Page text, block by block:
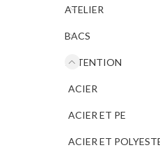
ATELIER
BACS
RETENTION
ACIER
ACIER ET PE
ACIER ET